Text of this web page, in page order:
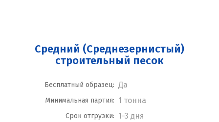
Средний (Среднезернистый)
строительный песок
Бесплатный образец: Да
Минимальная партия: 1 тонна
Срок отгрузки: 1-3 дня